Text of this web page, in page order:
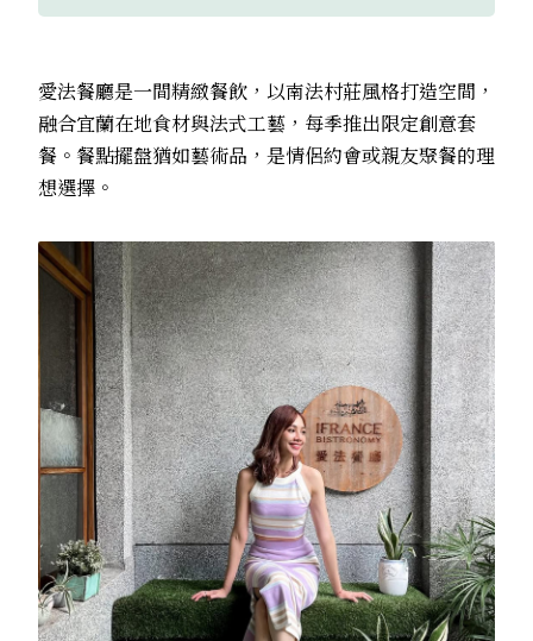
愛法餐廳是一間精緻餐飲，以南法村莊風格打造空間，
融合宜蘭在地食材與法式工藝，每季推出限定創意套
餐。餐點擺盤猶如藝術品，是情侶約會或親友聚餐的理
想選擇。